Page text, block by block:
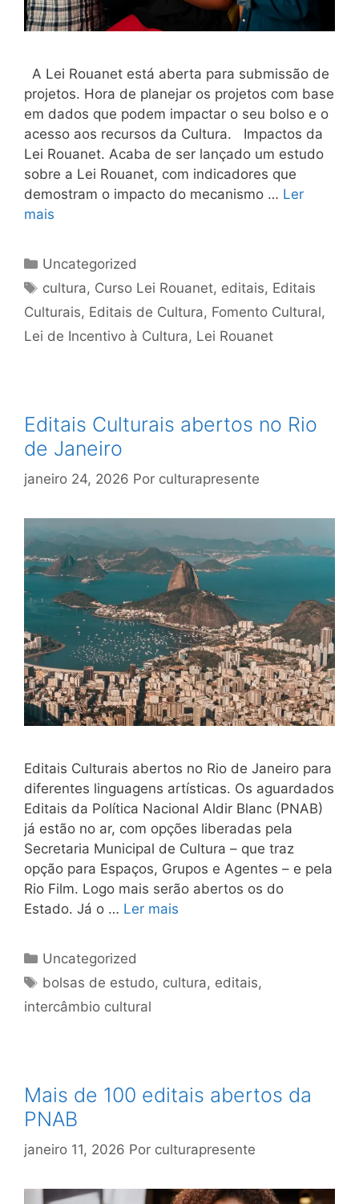
A Lei Rouanet está aberta para submissão de
projetos. Hora de planejar os projetos com base
em dados que podem impactar o seu bolso e o
acesso aos recursos da Cultura. Impactos da
Lei Rouanet. Acaba de ser lançado um estudo
sobre a Lei Rouanet, com indicadores que
demostram o impacto do mecanismo … Ler
mais
Uncategorized
cultura, Curso Lei Rouanet, editais, Editais
Culturais, Editais de Cultura, Fomento Cultural,
Lei de Incentivo à Cultura, Lei Rouanet
Editais Culturais abertos no Rio
de Janeiro
janeiro 24, 2026 Por culturapresente
Editais Culturais abertos no Rio de Janeiro para
diferentes linguagens artísticas. Os aguardados
Editais da Política Nacional Aldir Blanc (PNAB)
já estão no ar, com opções liberadas pela
Secretaria Municipal de Cultura – que traz
opção para Espaços, Grupos e Agentes – e pela
Rio Film. Logo mais serão abertos os do
Estado. Já o … Ler mais
Uncategorized
bolsas de estudo, cultura, editais,
intercâmbio cultural
Mais de 100 editais abertos da
PNAB
janeiro 11, 2026 Por culturapresente